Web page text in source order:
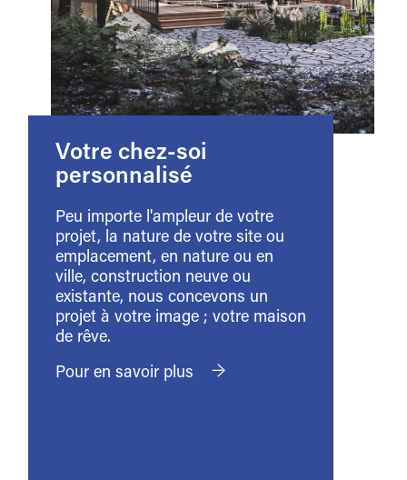
Votre chez-soi
personnalisé
Peu importe l'ampleur de votre
projet, la nature de votre site ou
emplacement, en nature ou en
ville, construction neuve ou
existante, nous concevons un
projet à votre image ; votre maison
de rêve.
Pour en savoir plus →